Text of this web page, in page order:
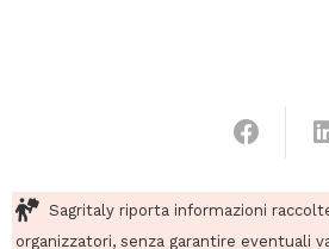
Sagritaly riporta informazioni
organizzatori, senza garantire eventuali